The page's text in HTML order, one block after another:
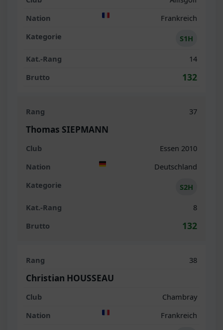
Frankreich
S1H
14
132
37
Thomas SIEPMANN
Essen 2010
Deutschland
S2H
8
132
38
Christian HOUSSEAU
Chambray
Frankreich